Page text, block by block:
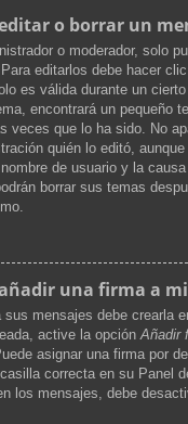
o borrar un
o moderador, solo
editarlos debe hacer
es válida durante un cierto
encontrará un pequeño
veces que lo ha sido. No
quién lo editó,
de usuario y la
borrar sus temas
una firma a
sus mensajes debe crearla
active la opciónAñadir
asignar una firma por
correcta en su Panel
los mensajes, debe